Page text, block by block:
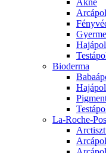
Akne
Bioderma
La-Roche-